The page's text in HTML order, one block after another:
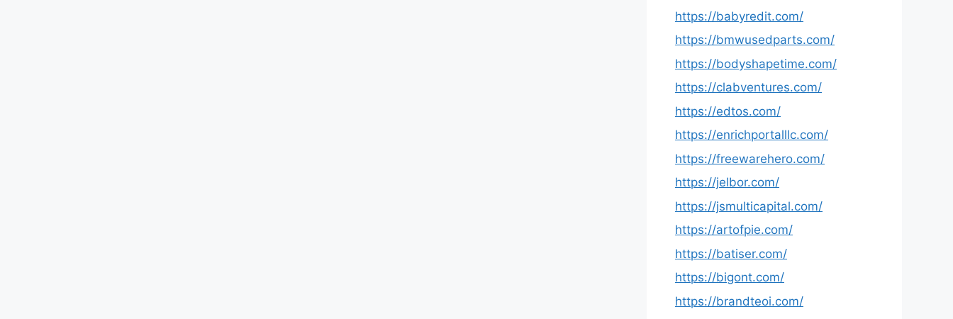
https://babyredit.com/
https://bmwusedparts.com/
https://bodyshapetime.com/
https://clabventures.com/
https://edtos.com/
https://enrichportalllc.com/
https://freewarehero.com/
https://jelbor.com/
https://jsmulticapital.com/
https://artofpie.com/
https://batiser.com/
https://bigont.com/
https://brandteoi.com/